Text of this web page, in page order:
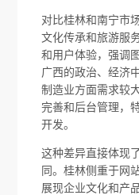
对比桂林和南宁市
文化传承和旅游服
和用户体验，强调
广西的政治、经济
制造业方面需求较
完善和后台管理，
开发。
这种差异直接体现
同。桂林侧重于网
展现企业文化和产